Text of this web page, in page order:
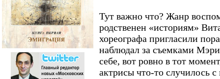
Тут важно что? Жанр
родственен «историям»
хореографа пригласили
наблюдал за съемками
себе, вот ровно в тот
актрисы что-то случилось